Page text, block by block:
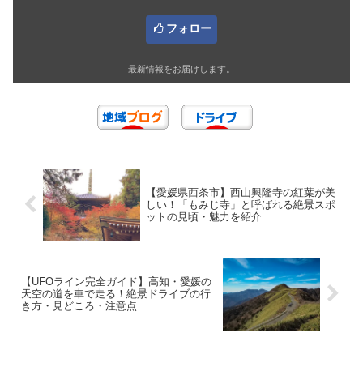
フォロー
最新情報をお届けします。
【愛媛県西条市】西山興隆寺の紅葉が美
しい！「もみじ寺」と呼ばれる絶景スポ
ットの見頃・魅力を紹介
【UFOライン完全ガイド】高知・愛媛の
天空の道を車で走る！絶景ドライブの行
き方・見どころ・注意点